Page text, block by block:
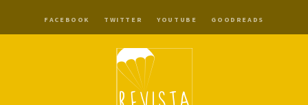
FACEBOOK TWITTER YOUTUBE GOODREADS